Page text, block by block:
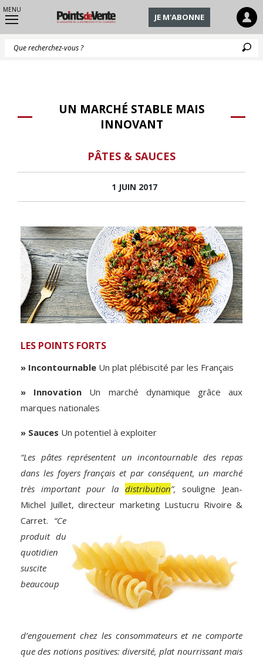
MENU
JE M'ABONNE
UN MARCHÉ STABLE MAIS
INNOVANT
PÂTES & SAUCES
1 JUIN 2017
LES POINTS FORTS
» Incontournable Un plat plébiscité par les Français
» Innovation Un marché dynamique grâce aux
marques nationales
» Sauces Un potentiel à exploiter
“Les pâtes représentent un incontournable des repas
dans les foyers français et par conséquent, un marché
très important pour la distribution”, souligne Jean-
Michel Juillet, directeur marketing Lustucru Rivoire &
Carret. “Ce
produit du
quotidien
suscite
beaucoup
d’engouement chez les consommateurs et ne comporte
que des notions positives: diversité, plat nourrissant mais